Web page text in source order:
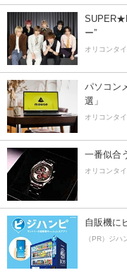
ー”
オリコンタ
パソコン
選」
オリコンタ
一番似合
オリコンタ
自販機に
（PR）ジハ